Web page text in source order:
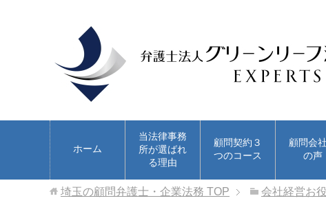
ホーム
当法律事務
所が選ばれ
る理由
顧問契約３
つのコース
顧問会
の声
埼玉の顧問弁護士・企業法務 TOP
会社経営お